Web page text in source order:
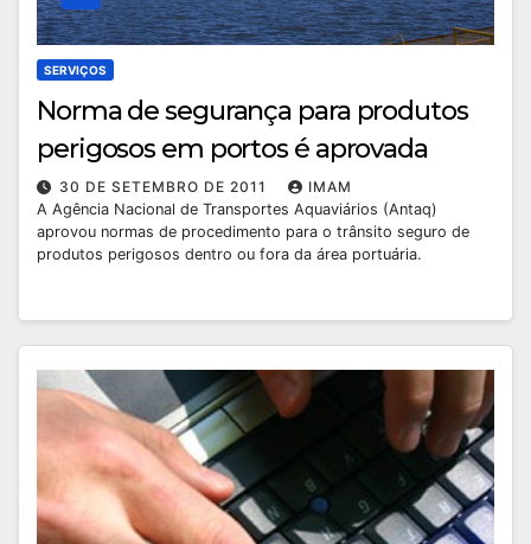
SERVIÇOS
Norma de segurança para produtos
perigosos em portos é aprovada
30 DE SETEMBRO DE 2011
IMAM
A Agência Nacional de Transportes Aquaviários (Antaq)
aprovou normas de procedimento para o trânsito seguro de
produtos perigosos dentro ou fora da área portuária.